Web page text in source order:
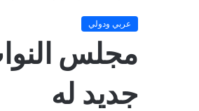
عربي ودولي
مجلس
جديد له